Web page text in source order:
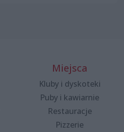
Miejsca
Kluby i dyskoteki
Puby i kawiarnie
Restauracje
Pizzerie